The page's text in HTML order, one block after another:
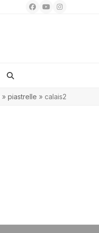
Facebook
YouTubeInstagram
» piastrelle » calais2